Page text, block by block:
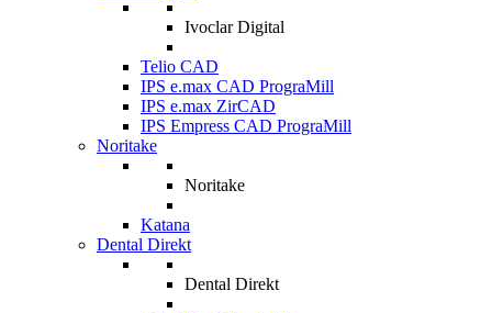
Ivoclar Digital
Telio CAD
IPS e.max CAD PrograMill
IPS e.max ZirCAD
IPS Empress CAD PrograMill
Noritake
Noritake
Katana
Dental Direkt
Dental Direkt